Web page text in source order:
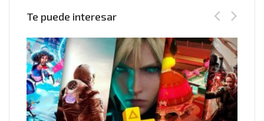
Te puede interesar